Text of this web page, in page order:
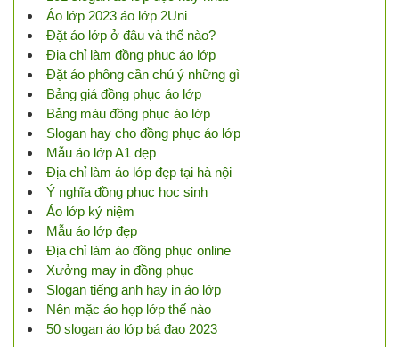
Áo lớp 2023 áo lớp 2Uni
Đặt áo lớp ở đâu và thế nào?
Địa chỉ làm đồng phục áo lớp
Đặt áo phông cần chú ý những gì
Bảng giá đồng phục áo lớp
Bảng màu đồng phục áo lớp
Slogan hay cho đồng phục áo lớp
Mẫu áo lớp A1 đẹp
Địa chỉ làm áo lớp đẹp tại hà nội
Ý nghĩa đồng phục học sinh
Áo lớp kỷ niệm
Mẫu áo lớp đẹp
Địa chỉ làm áo đồng phục online
Xưởng may in đồng phục
Slogan tiếng anh hay in áo lớp
Nên mặc áo họp lớp thế nào
50 slogan áo lớp bá đạo 2023